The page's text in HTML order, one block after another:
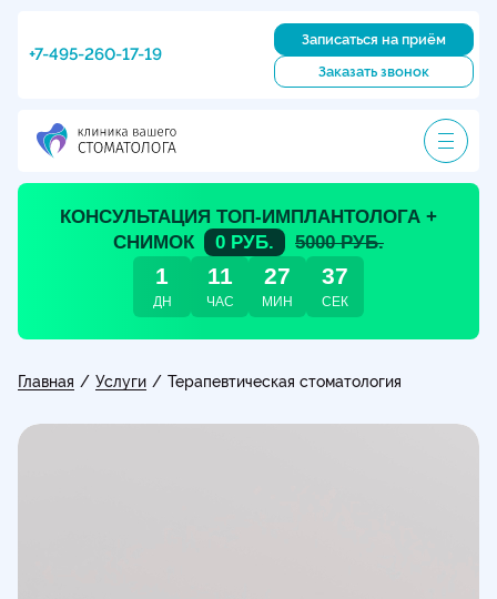
+7-495-260-17-19
Записаться на приём
Заказать звонок
КОНСУЛЬТАЦИЯ ТОП-ИМПЛАНТОЛОГА +
СНИМОК
0 РУБ. 5000 РУБ.
1
ДН
11
ЧАС
27
МИН
35
СЕК
Главная / Услуги / Терапевтическая стоматология